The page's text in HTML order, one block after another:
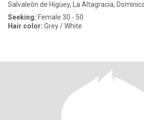
Salvaleón de Higüey, La Altagracia,
Seeking: Female 30 - 50
Hair color: Grey / White